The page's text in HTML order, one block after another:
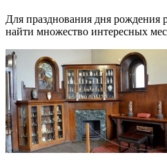
Для празднования дня рождения
найти множество интересных